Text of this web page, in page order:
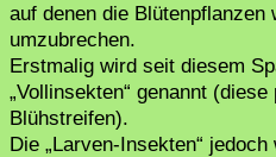
auf denen die Blütenpflanzen
umzubrechen.
Erstmalig wird seit diesem
„Vollinsekten“ genannt
Blühstreifen).
Die „Larven-Insekten“